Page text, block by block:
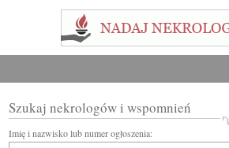
Szukaj nekrologów i wspomnień
Imię i nazwisko lub numer ogłoszenia: